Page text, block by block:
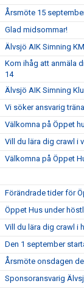
Årsmöte 15
Glad midsommar!
Älvsjö AIK Simning
Kom ihåg att anmäla
14
Älvsjö AIK Simning
Vi söker ansvarig
Välkomna på Öppet
Vill du lära dig crawl i
Välkomna på Öppet
Förändrade tider för
Öppet Hus under
Vill du lära dig crawl i
Den 1 september
Årsmöte onsdagen
Sponsoransvarig